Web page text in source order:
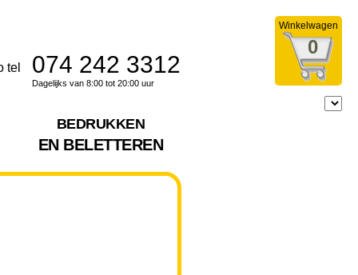
Winkelwagen
0
074 242 3312
Dagelijks van 8:00 tot 20:00 uur
BEDRUKKEN
EN BELETTEREN